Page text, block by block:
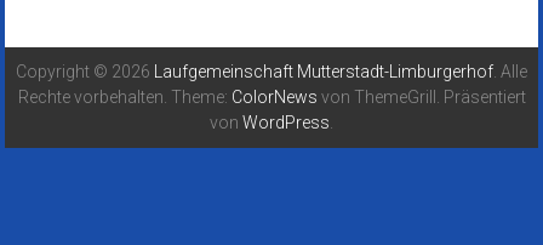
Copyright © 2026 Laufgemeinschaft Mutterstadt-Limburgerhof . Alle
Rechte vorbehalten. Theme: ColorNews von ThemeGrill. Präsentiert
von WordPress